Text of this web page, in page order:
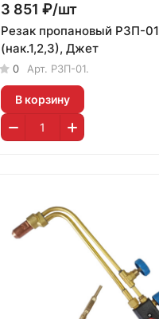
3 851 ₽/шт
Резак пропановый Р3П-01
(нак.1,2,3), Джет
0 Арт. Р3П-01.
В корзину